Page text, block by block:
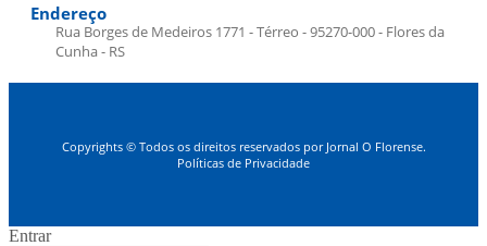
Endereço
Rua Borges de Medeiros 1771 - Térreo - 95270-000 - Flores da
Cunha - RS
Copyrights © Todos os direitos reservados por Jornal O Florense.
Políticas de Privacidade
Entrar